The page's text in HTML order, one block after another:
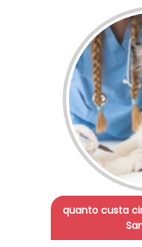
quanto custa